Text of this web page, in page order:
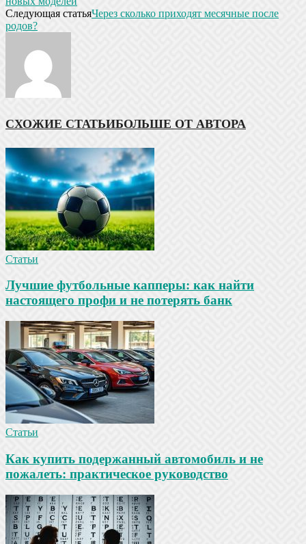
Следующая статьяЧерез сколько приходят месячные после
родов?
СХОЖИЕ СТАТЬИБОЛЬШЕ ОТ АВТОРА
Статьи
Лучшие футбольные капперы: как найти
настоящего профи и не потерять банк
Статьи
Как купить подержанный автомобиль и не
пожалеть: практическое руководство